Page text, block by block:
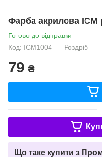
Фарба акрилова ICM
Готово до відправки
Код: ICM1004
Роздріб
79 ₴
Що таке купити з